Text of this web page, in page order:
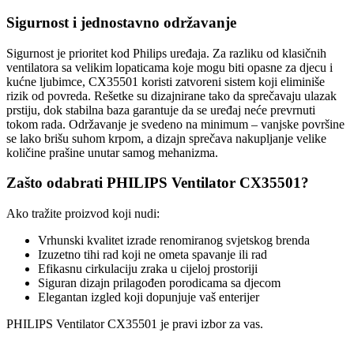
Sigurnost i jednostavno održavanje
Sigurnost je prioritet kod Philips uređaja. Za razliku od klasičnih
ventilatora sa velikim lopaticama koje mogu biti opasne za djecu i
kućne ljubimce, CX35501 koristi zatvoreni sistem koji eliminiše
rizik od povreda. Rešetke su dizajnirane tako da sprečavaju ulazak
prstiju, dok stabilna baza garantuje da se uređaj neće prevrnuti
tokom rada. Održavanje je svedeno na minimum – vanjske površine
se lako brišu suhom krpom, a dizajn sprečava nakupljanje velike
količine prašine unutar samog mehanizma.
Zašto odabrati PHILIPS Ventilator CX35501?
Ako tražite proizvod koji nudi:
Vrhunski kvalitet izrade renomiranog svjetskog brenda
Izuzetno tihi rad koji ne ometa spavanje ili rad
Efikasnu cirkulaciju zraka u cijeloj prostoriji
Siguran dizajn prilagođen porodicama sa djecom
Elegantan izgled koji dopunjuje vaš enterijer
PHILIPS Ventilator CX35501 je pravi izbor za vas.